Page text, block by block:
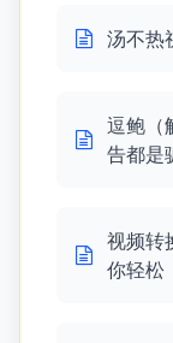
汤不热
逗鲍（
告都是
视频转
你轻松